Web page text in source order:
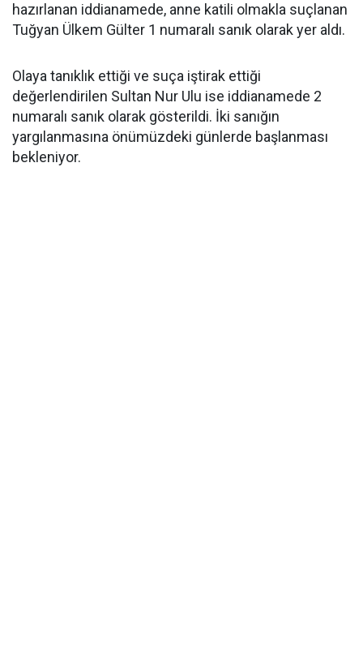
hazırlanan iddianamede, anne katili olmakla suçlanan
Tuğyan Ülkem Gülter 1 numaralı sanık olarak yer aldı.
Olaya tanıklık ettiği ve suça iştirak ettiği
değerlendirilen Sultan Nur Ulu ise iddianamede 2
numaralı sanık olarak gösterildi. İki sanığın
yargılanmasına önümüzdeki günlerde başlanması
bekleniyor.